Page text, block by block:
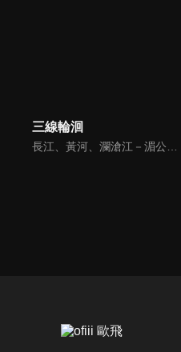
三線輪洄
長江、黃河、瀾滄江－湄公河流域分別有三個家族，他們從事的是協助他人沉寶尋寶的行業。每個家族極少會出現一名「水鬼」，而女主正是這一代最年輕的水鬼。在尋找自身、三族以及當年秘密的過程中，宗杭被息壤困於船塚之中，等待著易颯的救援。而易颯是否能點燃這把火？船塚究竟還隱藏著哪些秘密？「它」到底是誰？這些謎團都將一一揭曉。